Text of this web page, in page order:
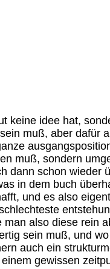
wird, das wäre ein bißchen schwach, auch wäre es schwach, das ganze einfach auf band aufzunehmen und dann abzutippen, was natürlich auch nicht kontrollierbar ist, obwohl man, äh, das natürlich den vorteil hätte, daß man vielleicht einen etwas besseren fluß hätte, und, äh, nicht soviel, äh, also eine andere geschwindigkeit, die vielleicht auch mehr der geschwindigkeit dessen, was man dann vielleicht nachher lesen will, äh, entspricht, aber ob das nachher jemand lesen will, ist eben überhaupt nicht der clou, ähm, m, psychoanalytisch interessant ist eben vielleicht noch, wieviel man intern eben wirklich bei dieser aktion über sich selbst zwangsweise verrät, selbst wenn man, ähm, absichtlich nichts oder wahrscheinlich gerade dadurch, daß man absichtlich nichts inhaltliches oder irgendwie, ähm, intimes in anführungsstrichen oder nominell intimes da hineinschreibt, sondern eben, ja, die verfahrens, äh, die verfahrens, ähm, äh, -angaben oder die verfahrensbedingungen die ganze zeit reflektiert, was ja sozusagen eine alte, ähm, künstlerkrankheit ist, entscheidend ist natürlich hauptsächlich auch, daß der strom nicht abbricht und daß eben, äh, die andere bedingung sollte eben vielleicht sein, daß es doch in einer am, in einem einzigen